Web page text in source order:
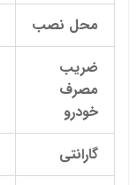
محل نصب
ضریب
مصرف
خودرو
گارانتی